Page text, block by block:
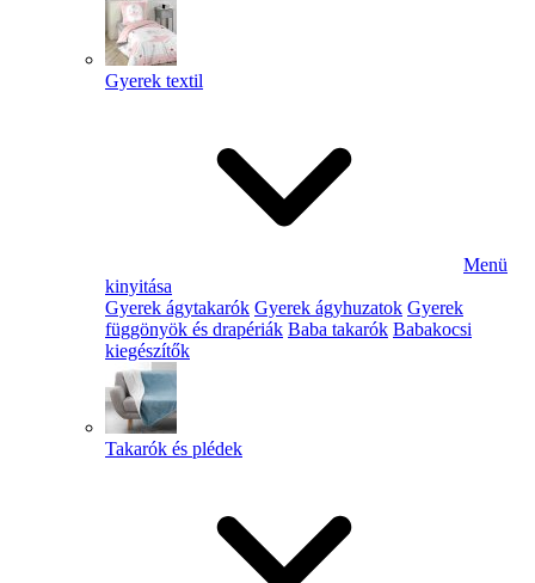
Gyerek textil
Menü
kinyitása
Gyerek ágytakarók Gyerek ágyhuzatok Gyerek
függönyök és drapériák Baba takarók Babakocsi
kiegészítők
Takarók és plédek